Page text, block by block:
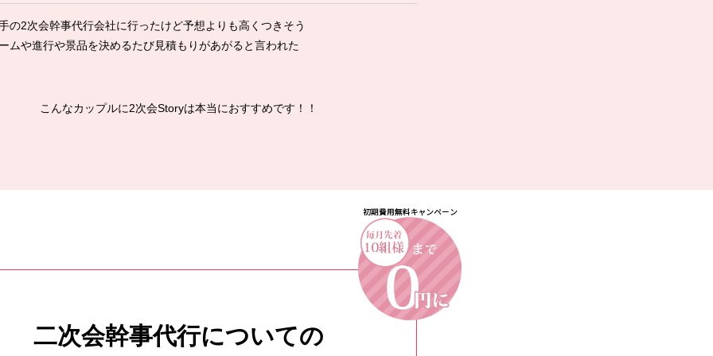
の2次会幹事代行会社に行ったけど予想よりも高くつきそう
ムや進行や景品を決めるたび見積もりがあがると言われた
こんなカップルに2次会Storyは本当におすすめです！！
二次会幹事代行についての